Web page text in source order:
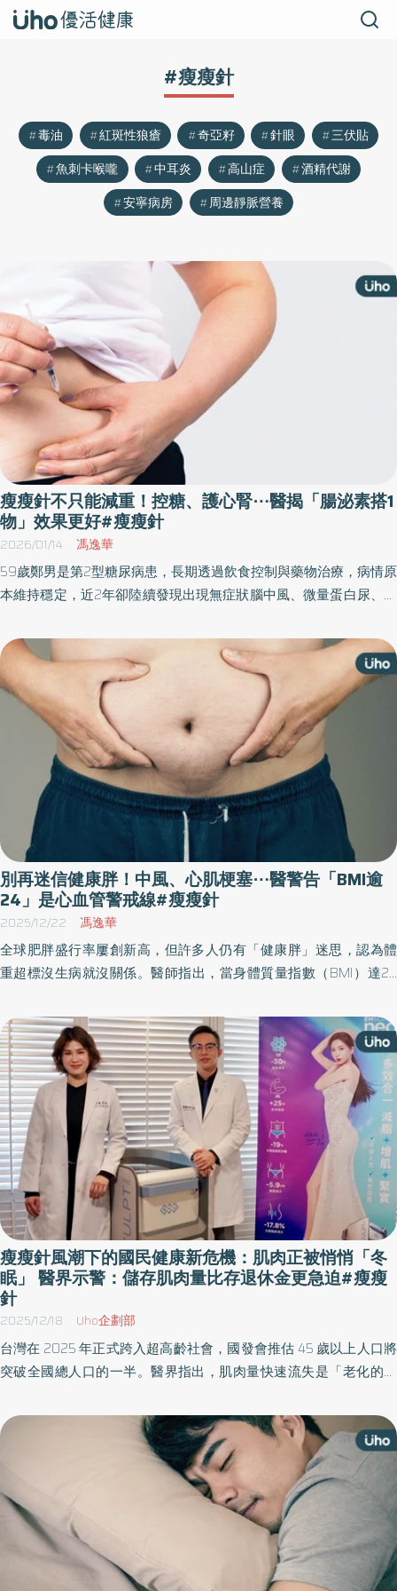
#瘦瘦針
毒油 紅斑性狼瘡 奇亞籽 針眼
三伏貼
魚刺卡喉嚨
中耳炎 高山症
酒精代謝
安寧病房
周邊靜脈營養
瘦瘦針不只能減重！控糖、護心腎⋯醫揭「腸泌素搭1
物」效果更好#瘦瘦針
2026/01/14 馮逸華
59歲鄭男是第2型糖尿病患，長期透過飲食控制與藥物治療，病情原
本維持穩定，近2年卻陸續發現出現無症狀腦中風、微量蛋白尿、腎
搭配低劑量「瘦瘦針」，以同時兼顧血糖控制、腎臟與心血管保
護。調整治療後，鄭先生目前糖化血色素穩定維持在約6.5%，蛋白
尿消失，腎功能趨於穩定，維持良好生活品質。
別再迷信健康胖！中風、心肌梗塞⋯醫警告「BMI逾
24」是心血管警戒線#瘦瘦針
2025/12/22 馮逸華
全球肥胖盛行率屢創新高，但許多人仍有「健康胖」迷思，認為體
重超標沒生病就沒關係。醫師指出，當身體質量指數（BMI）達24
研究首次揭露台灣人使用瘦瘦針減重的相關數據，證實11個月可有效
減重平均達13公斤，證明健康管理體位及預防疾病的重要性。
瘦瘦針風潮下的國民健康新危機：肌肉正被悄悄「冬
眠」 醫界示警：儲存肌肉量比存退休金更急迫#瘦瘦
針
2025/12/18 Uho企劃部
台灣在 2025 年正式跨入超高齡社會，國發會推估 45 歲以上人口將
突破全國總人口的一半。醫界指出，肌肉量快速流失是「老化的隱
GLP-1 減重藥物(俗稱「瘦瘦針」)風潮延燒，全民恐面臨「肌肉冬
眠、代謝下滑」的隱憂。 全球頂尖醫療設備集團 BTL(台灣比特樂)今
(17)日正式提出「肌金 儲值」策略，邀請越整合醫學院長陳君琳醫
師、甯寓美學院長鄭黃 中宇醫師共同呼籲：儲存肌肉量，遠比存退
休金更迫切。兩位醫師一致肯定，通過美國 FDA、歐盟 CE 與台灣
TFDA 三重醫療認證的 Emsculpt NEO(台灣中文名：熱磁減脂)，已從
傳統體雕醫美跨足功能醫學領域，以增肌減脂、改善代謝實證，成
為面對肌少症與代謝症候群的重要選項。 圖/Emsculpt NEO(台灣中